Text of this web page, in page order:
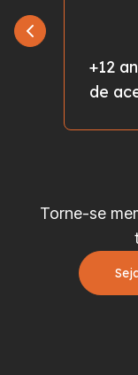
+12
de
Torne-se